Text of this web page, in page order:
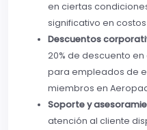
en ciertas
significativo en
Descuentos
20% de descuento
para empleados de
miembros en
Soporte y
atención al cliente